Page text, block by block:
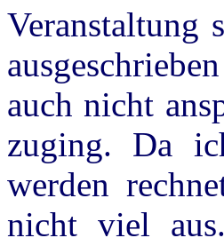
Veranstaltung
auch nicht
zuging. Da
werden
nicht viel